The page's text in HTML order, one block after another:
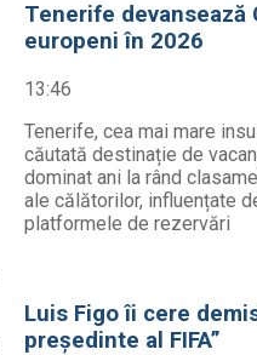
Tenerife
europeni în 2026
13:46
Tenerife, cea mai mare
căutată destinație de
dominat ani la rând
ale călătorilor, influențate
platformele de rezervări
Luis Figo îi cere
președinte al FIFA”